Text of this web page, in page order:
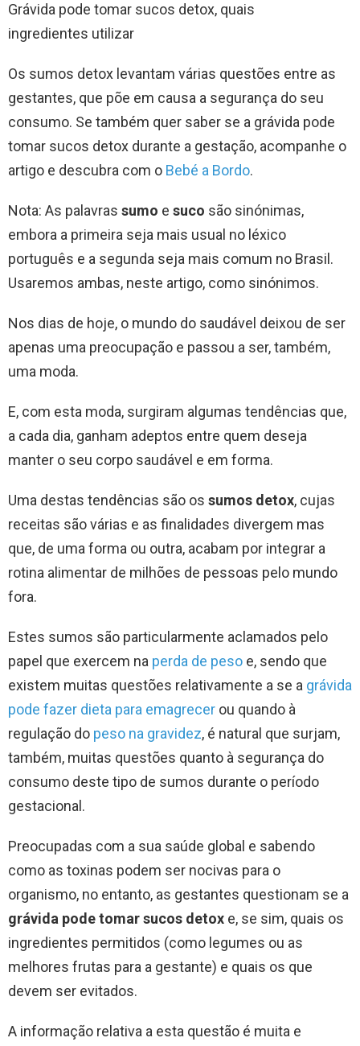
Grávida pode tomar sucos detox, quais
ingredientes utilizar
Os sumos detox levantam várias questões entre as
gestantes, que põe em causa a segurança do seu
consumo. Se também quer saber se a grávida pode
tomar sucos detox durante a gestação, acompanhe o
artigo e descubra com o Bebé a Bordo.
Nota: As palavras sumo e suco são sinónimas,
embora a primeira seja mais usual no léxico
português e a segunda seja mais comum no Brasil.
Usaremos ambas, neste artigo, como sinónimos.
Nos dias de hoje, o mundo do saudável deixou de ser
apenas uma preocupação e passou a ser, também,
uma moda.
E, com esta moda, surgiram algumas tendências que,
a cada dia, ganham adeptos entre quem deseja
manter o seu corpo saudável e em forma.
Uma destas tendências são os sumos detox, cujas
receitas são várias e as finalidades divergem mas
que, de uma forma ou outra, acabam por integrar a
rotina alimentar de milhões de pessoas pelo mundo
fora.
Estes sumos são particularmente aclamados pelo
papel que exercem na perda de peso e, sendo que
existem muitas questões relativamente a se a grávida
pode fazer dieta para emagrecer ou quando à
regulação do peso na gravidez, é natural que surjam,
também, muitas questões quanto à segurança do
consumo deste tipo de sumos durante o período
gestacional.
Preocupadas com a sua saúde global e sabendo
como as toxinas podem ser nocivas para o
organismo, no entanto, as gestantes questionam se a
grávida pode tomar sucos detox e, se sim, quais os
ingredientes permitidos (como legumes ou as
melhores frutas para a gestante) e quais os que
devem ser evitados.
A informação relativa a esta questão é muita e